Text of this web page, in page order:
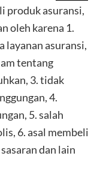
produk asuransi,
oleh karena 1.
layanan asuransi,
tentang
3. tidak
4.
5. salah
6. asal membeli
dan lain